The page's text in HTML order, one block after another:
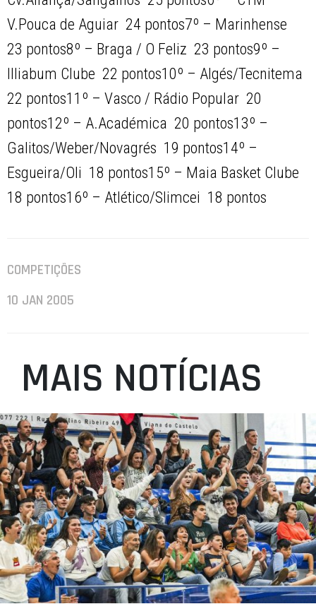
V.Pouca de Aguiar  24 pontos7º – Marinhense 
23 pontos8º – Braga / O Feliz  23 pontos9º –
Illiabum Clube  22 pontos10º – Algés/Tecnitema 
22 pontos11º – Vasco / Rádio Popular  20
pontos12º – A.Académica  20 pontos13º –
Galitos/Weber/Novagrés  19 pontos14º –
Esgueira/Oli  18 pontos15º – Maia Basket Clube 
18 pontos16º – Atlético/Slimcei  18 pontos
COMPETIÇÕES
10 JAN 2005
MAIS NOTÍCIAS